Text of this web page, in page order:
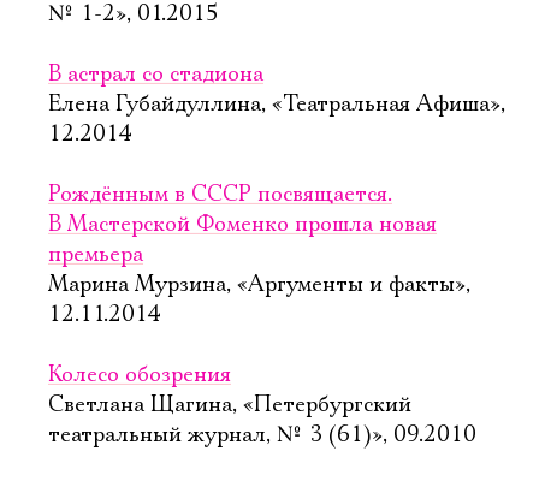
№ 1-2», 01.2015
В астрал со стадиона
Елена Губайдуллина, «Театральная Афиша»,
12.2014
Рождённым в СССР посвящается.
В Мастерской Фоменко прошла новая
премьера
Марина Мурзина, «Аргументы и факты»,
12.11.2014
Колесо обозрения
Светлана Щагина, «Петербургский
театральный журнал, № 3 (61)», 09.2010